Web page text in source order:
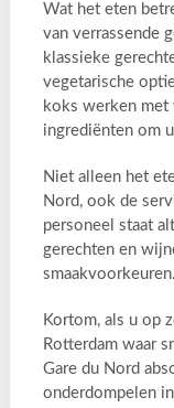
Wat het eten
van verrassende
klassieke
vegetarische
koks werken met
ingrediënten om
Niet alleen het
Nord, ook de
personeel staat
gerechten en
smaakvoorkeuren.
Kortom, als u op
Rotterdam waar
Gare du Nord
onderdompelen